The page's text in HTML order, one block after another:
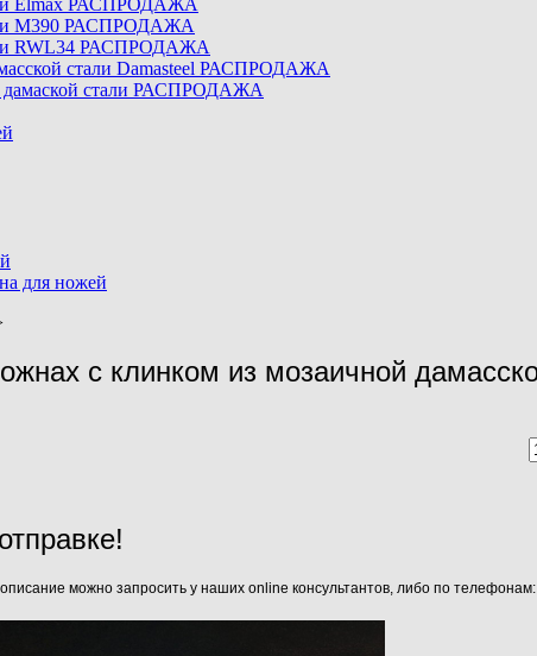
Elmax РАСПРОДАЖА
M390 РАСПРОДАЖА
RWL34 РАСПРОДАЖА
стали Damasteel РАСПРОДАЖА
дамаской стали РАСПРОДАЖА
для ножей
с клинком из мозаичной
можно запросить у наших online консультантов, либо по